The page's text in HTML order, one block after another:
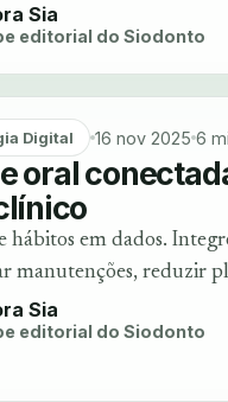
Sia
editorial do Siodonto
Digital 16 nov 2025 6
oral
hábitos em dados.
manutenções, reduzir
Sia
editorial do Siodonto